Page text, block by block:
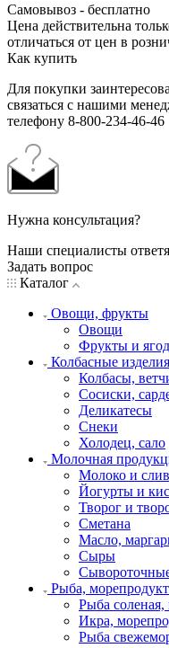
Самовывоз - бесплатно
Цена действительна
отличаться от цен в
Как купить
Для покупки
связаться с нашими
телефону 8-800-234-46-46
Нужна консультация?
Наши специалисты
Задать вопрос
Каталог
Овощи, фрукты
Овощи
Фрукты и
Колбасные
Колбасы,
Сосиски,
Деликатесы
Снеки
Холодец, сало
Молочная
Молоко и
Йогурты и
Творог и
Сметана
Масло,
Сыры
Рыба,
Рыба соленая,
Икра,
Рыба